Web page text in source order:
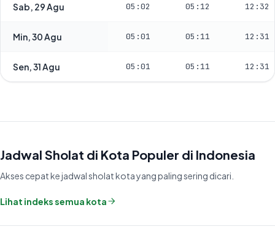
Sab, 29 Agu 05:02 05:12 12:32
Min, 30 Agu 05:01 05:11 12:31
Sen, 31 Agu 05:01 05:11 12:31
Jadwal Sholat di Kota Populer di Indonesia
Akses cepat ke jadwal sholat kota yang paling sering dicari.
Lihat indeks semua kota